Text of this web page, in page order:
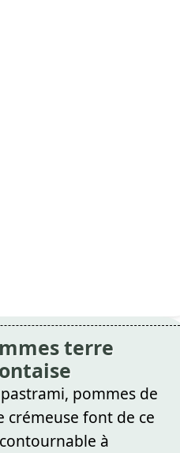
terre
pommes de
crémeuse font de ce
à